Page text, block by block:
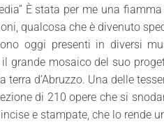
È stata per me una
qualcosa che è divenuto
oggi presenti in diversi
grande mosaico del suo
terra d’Abruzzo. Una delle
di 210 opere che si
e stampate, che lo rende